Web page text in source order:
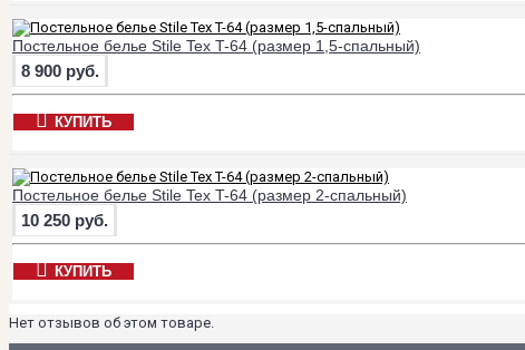
Постельное белье Stile Tex T-64 (размер 1,5-спальный)
8 900 руб.
КУПИТЬ
Постельное белье Stile Tex T-64 (размер 2-спальный)
10 250 руб.
КУПИТЬ
Нет отзывов об этом товаре.